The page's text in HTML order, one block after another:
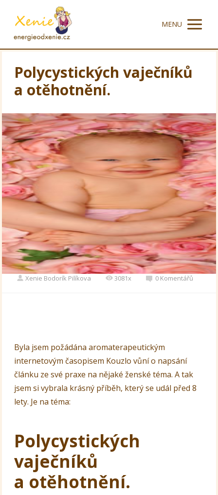
MENU
Polycystických vaječníků
a otěhotnění.
Xenie Bodorík Pilíkova 3081x 0 Komentářů
Byla jsem požádána aromaterapeutickým
internetovým časopisem Kouzlo vůní o napsání
článku ze své praxe na nějaké ženské téma. A tak
jsem si vybrala krásný příběh, který se udál před 8
lety. Je na téma:
Polycystických
vaječníků
a otěhotnění.